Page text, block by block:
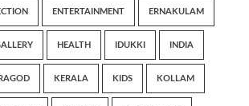
ENTERTAINMENT ERNAKULAM
HEALTH IDUKKI INDIA
KERALA KIDS KOLLAM